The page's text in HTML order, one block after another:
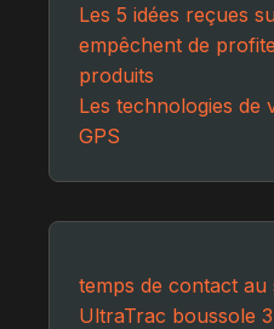
Les 5 idées reçues
empêchent de
produits
Les technologies de
GPS
temps de contact au
UltraTrac boussole